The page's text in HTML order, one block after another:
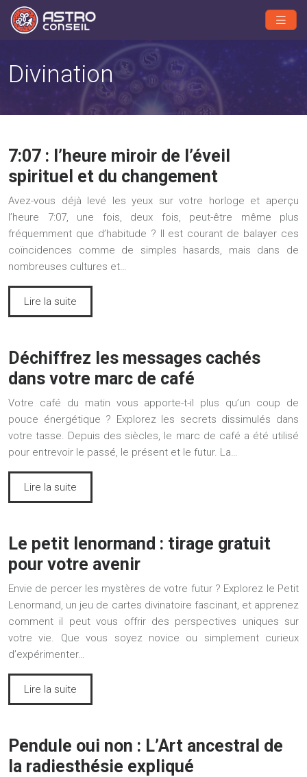
Divination
7:07 : l’heure miroir de l’éveil
spirituel et du changement
Avez-vous déjà levé les yeux sur votre horloge et aperçu
l’heure 7:07, une fois, deux fois, peut-être même plus
fréquemment que d’habitude ? Il est courant de balayer ces
coïncidences comme de simples hasards, mais dans de
nombreuses cultures et…
Lire la suite
Déchiffrez les messages cachés
dans votre marc de café
Votre café du matin vous apporte-t-il plus qu’un coup de
pouce énergétique ? Explorez les secrets dissimulés dans
votre tasse. Depuis des siècles, le marc de café a été utilisé
pour entrevoir le passé, le présent et le futur. La…
Lire la suite
Le petit lenormand : tirage gratuit
pour votre avenir
Envie de percer les mystères de votre futur ? Explorez le Petit
Lenormand, un jeu de cartes divinatoire fascinant, et apprenez
comment il peut vous offrir des perspectives uniques sur
votre vie. Que vous soyez novice ou simplement curieux
d’expérimenter…
Lire la suite
Pendule oui non : L’Art ancestral de
la radiesthésie expliqué